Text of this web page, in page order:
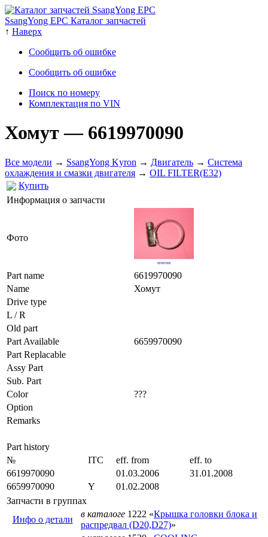
SsangYong EPC Каталог запчастей
↑ Наверх
Сообщить об ошибке
Сообщить об ошибке
Поиск по номеру
Комплектация по VIN
Хомут— 6619970090
Все модели → SsangYong Kyron → Двигатель → Система
охлаждения и смазки двигателя → OIL FILTER(E32)
Купить
Информация о запчасти
Фото
Part name
6619970090
Name
Хомут
Drive type
L / R
Old part
Part Available
6659970090
Part Replacable
Assy Part
Sub. Part
Color
???
Option
Remarks
Part history
№
ITC eff. from
eff. to
6619970090
01.03.2006
31.01.2008
6659970090
Y
01.02.2008
Запчасти в группах
Инфо о детали
в каталоге 1222 «Крышка головки блока и
распредвал (D20,D27)»